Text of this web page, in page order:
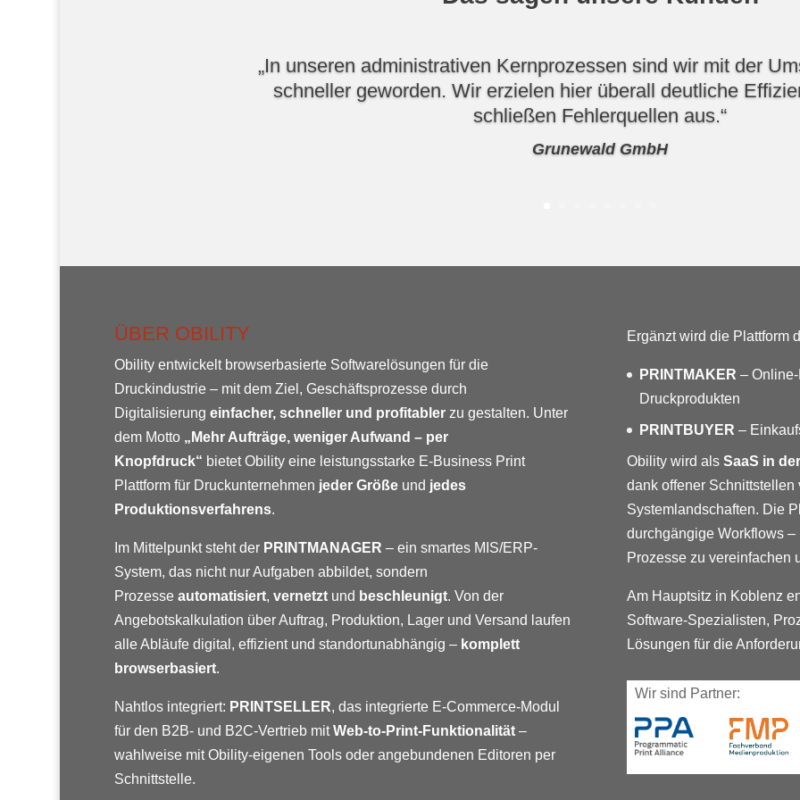
„In unseren administrativen Kernprozessen sind wir mit der
schneller geworden. Wir erzielen hier überall deutliche
schließen Fehlerquellen aus.“
Grunewald GmbH
ÜBER OBILITY
Obility entwickelt browserbasierte Softwarelösungen für die
Druckindustrie – mit dem Ziel, Geschäftsprozesse durch
Digitalisierung einfacher, schneller und profitablerzu gestalten. Unter
dem Motto „Mehr Aufträge, weniger Aufwand – per
Knopfdruck“ bietet Obility eine leistungsstarke E-Business Print
Plattform für Druckunternehmen jeder Größe und jedes
Produktionsverfahrens.
Im Mittelpunkt steht der PRINTMANAGER – ein smartes MIS/ERP-
System, das nicht nur Aufgaben abbildet, sondern
Prozesse automatisiert, vernetztund beschleunigt. Von der
Angebotskalkulation über Auftrag, Produktion, Lager und Versand laufen
alle Abläufe digital, effizient und standortunabhängig – komplett
browserbasiert.
Nahtlos integriert: PRINTSELLER, das integrierte E-Commerce-Modul
für den B2B- und B2C-Vertrieb mitWeb-to-Print-Funktionalität–
wahlweise mit Obility-eigenen Tools oder angebundenen Editoren per
Schnittstelle.
Ergänzt wird die Plattform
PRINTMAKER –
Druckprodukten
PRINTBUYER –
Obility wird als SaaS in
dank offener
Systemlandschaften. Die
durchgängige Workflows
Prozesse zu vereinfachen
Am Hauptsitz in Koblenz
Software-Spezialisten,
Lösungen für die
Wir sind Partner: